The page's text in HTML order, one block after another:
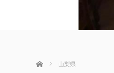
ホーム 山梨県